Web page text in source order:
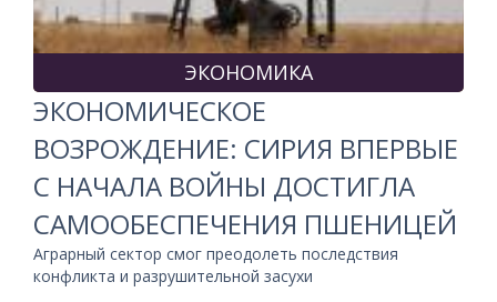
ЭКОНОМИКА
ЭКОНОМИЧЕСКОЕ
ВОЗРОЖДЕНИЕ: СИРИЯ ВПЕРВЫЕ
С НАЧАЛА ВОЙНЫ ДОСТИГЛА
САМООБЕСПЕЧЕНИЯ ПШЕНИЦЕЙ
Аграрный сектор смог преодолеть последствия
конфликта и разрушительной засухи